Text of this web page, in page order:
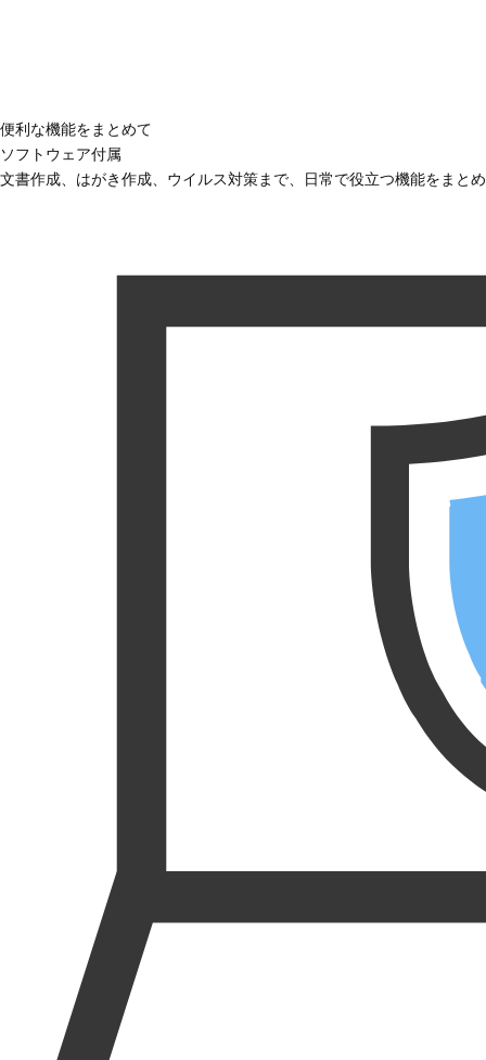
便利な機能をまとめて
ソフトウェア付属
文書作成、はがき作成、ウイルス対策まで、日常で役立つ機能をまと